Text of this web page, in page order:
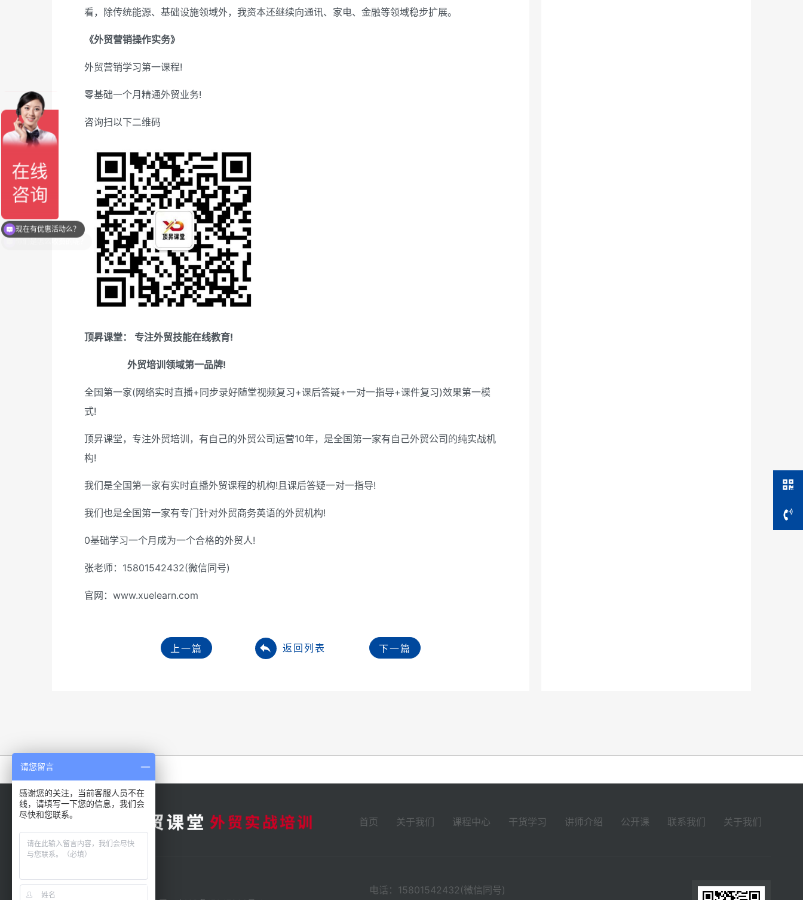
看，除传统能源、基础设施领域外，我资本还继续向通讯、家电、金融等领域稳步扩展。
《外贸营销操作实务》
外贸营销学习第一课程!
零基础一个月精通外贸业务!
咨询扫以下二维码
顶昇课堂： 专注外贸技能在线教育!
外贸培训领域第一品牌!
全国第一家(网络实时直播+同步录好随堂视频复习+课后答疑+一对一指导+课件复习)效果第一模
式!
顶昇课堂，专注外贸培训，有自己的外贸公司运营10年，是全国第一家有自己外贸公司的纯实战机
构!
我们是全国第一家有实时直播外贸课程的机构!且课后答疑一对一指导!
我们也是全国第一家有专门针对外贸商务英语的外贸机构!
0基础学习一个月成为一个合格的外贸人!
张老师：15801542432(微信同号)
官网：www.xuelearn.com
上一篇 返回列表 下一篇
友情链接：
首页 关于我们 课程中心 干货学习 讲师介绍 公开课 联系我们 关于我们
电话：15801542432(微信同号)
现在有优惠活动么？
请您留言
感谢您的关注，当前客服人员不在
线，请填写一下您的信息，我们会
尽快和您联系。